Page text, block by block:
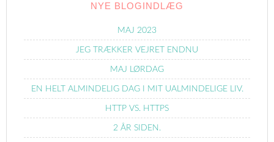
NYE BLOGINDLÆG
MAJ 2023
JEG TRÆKKER VEJRET ENDNU
MAJ LØRDAG
EN HELT ALMINDELIG DAG I MIT UALMINDELIGE LIV.
HTTP VS. HTTPS
2 ÅR SIDEN.